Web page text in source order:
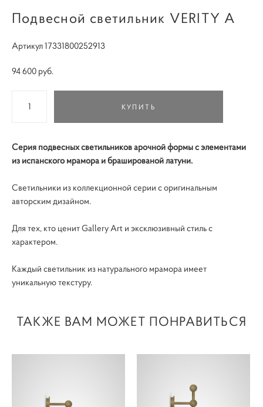
Подвесной светильник VERITY A
Артикул 17331800252913
94 600 pуб.
КУПИТЬ
Серия подвесных светильников арочной формы с элементами
из испанского мрамора и брашированой латуни.
Светильники из коллекционной серии с оригинальным
авторским дизайном.
Для тех, кто ценит Gallery Art и эксклюзивный стиль с
характером.
Каждый светильник из натурального мрамора имеет
уникальную текстуру.
ТАКЖЕ ВАМ МОЖЕТ ПОНРАВИТЬСЯ